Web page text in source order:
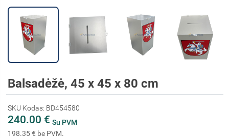
Balsadėžė, 45 x 45 x 80 cm
SKU Kodas: BD454580
240.00 € Su PVM
198.35 € be PVM.